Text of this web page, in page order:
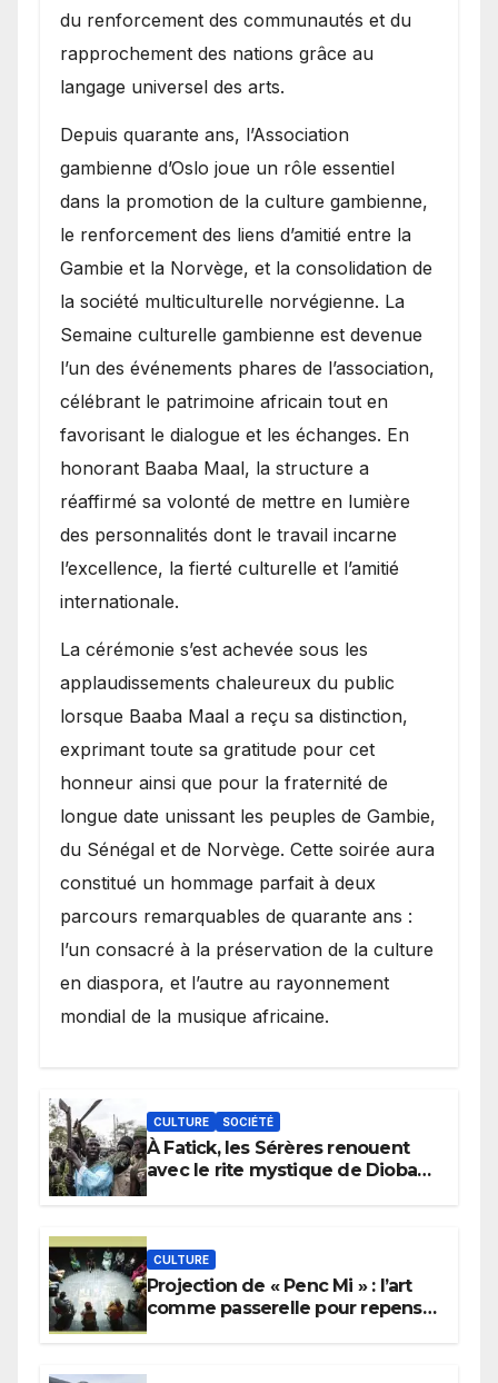
du renforcement des communautés et du
rapprochement des nations grâce au
langage universel des arts.
​Depuis quarante ans, l’Association
gambienne d’Oslo joue un rôle essentiel
dans la promotion de la culture gambienne,
le renforcement des liens d’amitié entre la
Gambie et la Norvège, et la consolidation de
la société multiculturelle norvégienne. La
Semaine culturelle gambienne est devenue
l’un des événements phares de l’association,
célébrant le patrimoine africain tout en
favorisant le dialogue et les échanges. En
honorant Baaba Maal, la structure a
réaffirmé sa volonté de mettre en lumière
des personnalités dont le travail incarne
l’excellence, la fierté culturelle et l’amitié
internationale.
​La cérémonie s’est achevée sous les
applaudissements chaleureux du public
lorsque Baaba Maal a reçu sa distinction,
exprimant toute sa gratitude pour cet
honneur ainsi que pour la fraternité de
longue date unissant les peuples de Gambie,
du Sénégal et de Norvège. Cette soirée aura
constitué un hommage parfait à deux
parcours remarquables de quarante ans :
l’un consacré à la préservation de la culture
en diaspora, et l’autre au rayonnement
mondial de la musique africaine.
CULTURE SOCIÉTÉ
À Fatick, les Sérères renouent
avec le rite mystique de Diobaye
CULTURE
Projection de « Penc Mi » : l’art
comme passerelle pour repenser